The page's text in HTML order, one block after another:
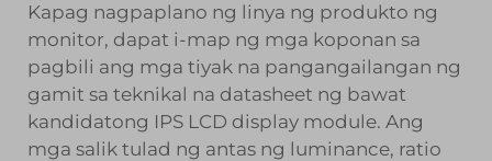
Kapag nagpaplano ng linya ng produkto ng
monitor, dapat i-map ng mga koponan sa
pagbili ang mga tiyak na pangangailangan ng
gamit sa teknikal na datasheet ng bawat
kandidatong IPS LCD display module. Ang
mga salik tulad ng antas ng luminance, ratio